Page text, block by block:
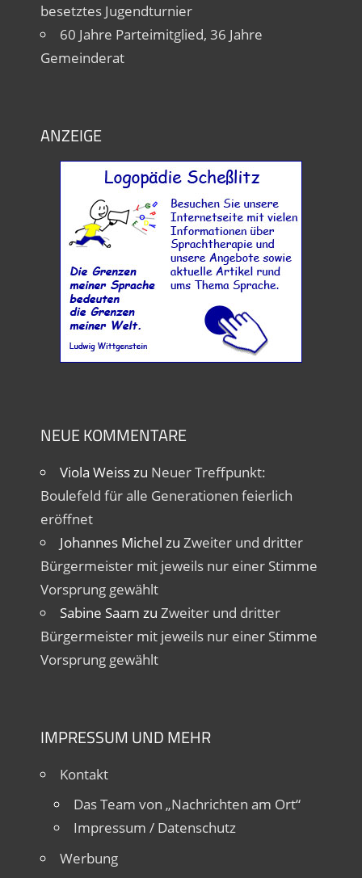
besetztes Jugendturnier
60 Jahre Parteimitglied, 36 Jahre
Gemeinderat
ANZEIGE
NEUE KOMMENTARE
Viola Weisszu Neuer Treffpunkt:
Boulefeld für alle Generationen feierlich
eröffnet
Johannes Michel zu Zweiter und dritter
Bürgermeister mit jeweils nur einer Stimme
Vorsprung gewählt
Sabine Saam zu Zweiter und dritter
Bürgermeister mit jeweils nur einer Stimme
Vorsprung gewählt
IMPRESSUM UND MEHR
Kontakt
Das Team von „Nachrichten am Ort“
Impressum / Datenschutz
Werbung